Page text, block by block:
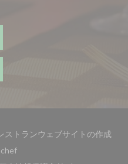
トランウェブサイトの作成
((新しいウィンドウで開きま